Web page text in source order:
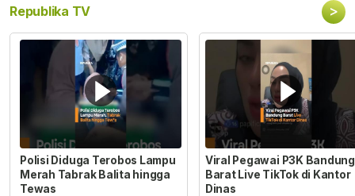
Republika TV >
Polisi Diduga Terobos Lampu
Merah Tabrak Balita hingga
Tewas
Viral Pegawai P3K Bandung
Barat Live TikTok di Kantor
Dinas